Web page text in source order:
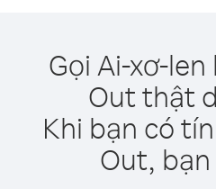
Gọi Ai-xơ-
Out thật
Khi bạn có
Out,